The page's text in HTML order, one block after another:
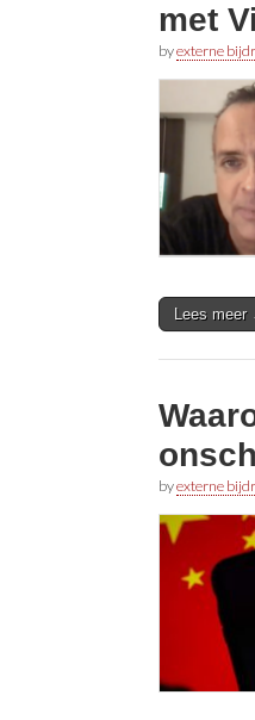
met
byexterne
Lees meer
byexterne